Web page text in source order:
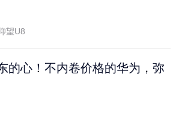
望U8
的心！不内卷价格的华为，弥